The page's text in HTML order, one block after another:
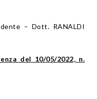
– Dott. RANALDI
del 10/05/2022, n.